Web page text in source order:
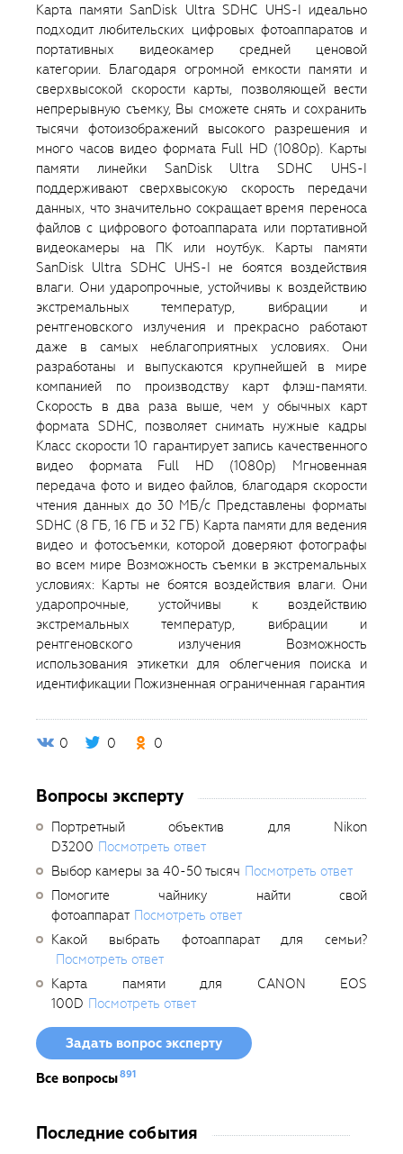
Карта памяти SanDisk Ultra SDHC UHS-I идеально
подходит любительских цифровых фотоаппаратов и
портативных видеокамер средней ценовой
категории. Благодаря огромной емкости памяти и
сверхвысокой скорости карты, позволяющей вести
непрерывную съемку, Вы сможете снять и сохранить
тысячи фотоизображений высокого разрешения и
много часов видео формата Full HD (1080p). Карты
памяти линейки SanDisk Ultra SDHC UHS-I
поддерживают сверхвысокую скорость передачи
данных, что значительно сокращает время переноса
файлов с цифрового фотоаппарата или портативной
видеокамеры на ПК или ноутбук. Карты памяти
SanDisk Ultra SDHC UHS-I не боятся воздействия
влаги. Они ударопрочные, устойчивы к воздействию
экстремальных температур, вибрации и
рентгеновского излучения и прекрасно работают
даже в самых неблагоприятных условиях. Они
разработаны и выпускаются крупнейшей в мире
компанией по производству карт флэш-памяти.
Скорость в два раза выше, чем у обычных карт
формата SDHC, позволяет снимать нужные кадры
Класс скорости 10 гарантирует запись качественного
видео формата Full HD (1080p) Мгновенная
передача фото и видео файлов, благодаря скорости
чтения данных до 30 МБ/с Представлены форматы
SDHC (8 ГБ, 16 ГБ и 32 ГБ) Карта памяти для ведения
видео и фотосъемки, которой доверяют фотографы
во всем мире Возможность съемки в экстремальных
условиях: Карты не боятся воздействия влаги. Они
ударопрочные, устойчивы к воздействию
экстремальных температур, вибрации и
рентгеновского излучения Возможность
использования этикетки для облегчения поиска и
идентификации Пожизненная ограниченная гарантия
0 0 0
Вопросы эксперту
Портретный объектив для Nikon
D3200 Посмотреть ответ
Выбор камеры за 40-50 тысяч Посмотреть ответ
Помогите чайнику найти свой
фотоаппарат Посмотреть ответ
Какой выбрать фотоаппарат для семьи?
Посмотреть ответ
Карта памяти для CANON EOS
100D Посмотреть ответ
Задать вопрос эксперту
Все вопросы891
Последние события